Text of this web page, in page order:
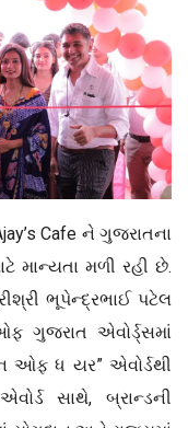
Cafe ને ગુજરાતના
માન્યતા મળી રહી છે.
ભૂપેન્દ્રભાઈ પટેલ
ઓફ ગુજરાત એવોર્ડ્સમાં
ઓફ ધ યર” એવોર્ડથી
સાથે, બ્રાન્ડની